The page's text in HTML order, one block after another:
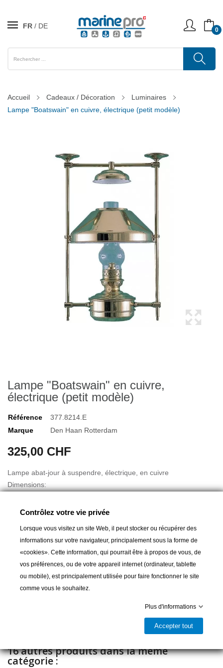
FR DE 0
Accueil Cadeaux / Décoration
Luminaires
Lampe "Boatswain" en cuivre, électrique (petit modèle)
Lampe "Boatswain" en cuivre,
électrique (petit modèle)
Référence
377.8214.E
Marque
Den Haan Rotterdam
325,00 CHF
Lampe abat-jour à suspendre, électrique, en cuivre
Dimensions:
Larg. 21 cm
Ajouter au panier
Livrable et disponible en magasin
16 autres produits dans la même
catégorie :
Contrôlez votre vie privée
Lorsque vous visitez un site Web, il peut stocker ou récupérer des
informations sur votre navigateur, principalement sous la forme de
«cookies». Cette information, qui pourrait être à propos de vous, de
vos préférences, ou de votre appareil internet (ordinateur, tablette
ou mobile), est principalement utilisée pour faire fonctionner le site
comme vous le souhaitez.
Plus d'informations
Accepter tout